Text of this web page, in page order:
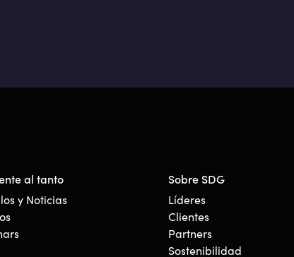
al tanto
y Noticias
Sobre SDG
Líderes
Clientes
Partners
Sostenibilidad